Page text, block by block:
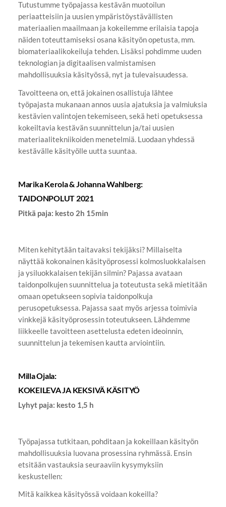
Tutustumme työpajassa kestävän muotoilun
periaatteisiin ja uusien ympäristöystävällisten
materiaalien maailmaan ja kokeilemme erilaisia tapoja
näiden toteuttamiseksi osana käsityön opetusta, mm.
biomateriaalikokeiluja tehden. Lisäksi pohdimme uuden
teknologian ja digitaalisen valmistamisen
mahdollisuuksia käsityössä, nyt ja tulevaisuudessa.
Tavoitteena on, että jokainen osallistuja lähtee
työpajasta mukanaan annos uusia ajatuksia ja valmiuksia
kestävien valintojen tekemiseen, sekä heti opetuksessa
kokeiltavia kestävän suunnittelun ja/tai uusien
materiaalitekniikoiden menetelmiä. Luodaan yhdessä
kestävälle käsityölle uutta suuntaa.
Marika Kerola & Johanna Wahlberg:
TAIDONPOLUT 2021
Pitkä paja: kesto 2h 15min
Miten kehitytään taitavaksi tekijäksi? Millaiselta
näyttää kokonainen käsityöprosessi kolmosluokkalaisen
ja ysiluokkalaisen tekijän silmin? Pajassa avataan
taidonpolkujen suunnittelua ja toteutusta sekä mietitään
omaan opetukseen sopivia taidonpolkuja
perusopetuksessa. Pajassa saat myös arjessa toimivia
vinkkejä käsityöprosessin toteutukseen. Lähdemme
liikkeelle tavoitteen asettelusta edeten ideoinnin,
suunnittelun ja tekemisen kautta arviointiin.
Milla Ojala:
KOKEILEVA JA KEKSIVÄ KÄSITYÖ
Lyhyt paja: kesto 1,5 h
Työpajassa tutkitaan, pohditaan ja kokeillaan käsityön
mahdollisuuksia luovana prosessina ryhmässä. Ensin
etsitään vastauksia seuraaviin kysymyksiin
keskustellen:
Mitä kaikkea käsityössä voidaan kokeilla?